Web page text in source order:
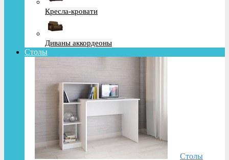
Кресла-кровати
Диваны аккордеоны
Столы
Столы